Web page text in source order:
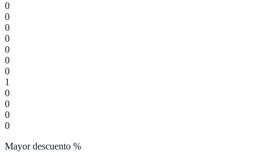
0
0
0
0
0
0
0
1
0
0
0
0
Mayor descuento %